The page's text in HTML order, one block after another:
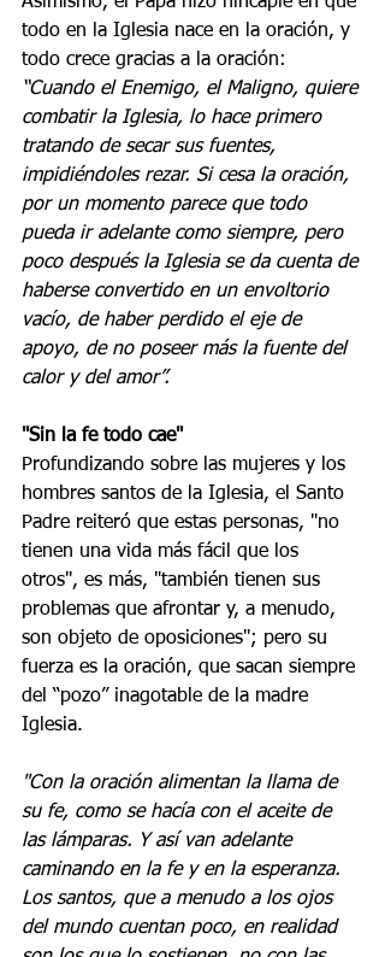
todo en la Iglesia nace en la oración, y
todo crece gracias a la oración:
“Cuando el Enemigo, el Maligno, quiere
combatir la Iglesia, lo hace primero
tratando de secar sus fuentes,
impidiéndoles rezar. Si cesa la oración,
por un momento parece que todo
pueda ir adelante como siempre, pero
poco después la Iglesia se da cuenta de
haberse convertido en un envoltorio
vacío, de haber perdido el eje de
apoyo, de no poseer más la fuente del
calor y del amor”.
"Sin la fe todo cae"
Profundizando sobre las mujeres y los
hombres santos de la Iglesia, el Santo
Padre reiteró que estas personas, "no
tienen una vida más fácil que los
otros", es más, "también tienen sus
problemas que afrontar y, a menudo,
son objeto de oposiciones"; pero su
fuerza es la oración, que sacan siempre
del “pozo” inagotable de la madre
Iglesia.
"Con la oración alimentan la llama de
su fe, como se hacía con el aceite de
las lámparas. Y así van adelante
caminando en la fe y en la esperanza.
Los santos, que a menudo a los ojos
del mundo cuentan poco, en realidad